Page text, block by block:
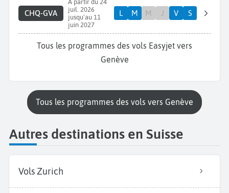
CHQ-GVA
A partir du 24
juil. 2026
jusqu'au 11
juin 2027
L M M J V S
Tous les programmes des vols Easyjet vers
Genève
Tous les programmes des vols vers Genève
Autres destinations en Suisse
Vols Zurich